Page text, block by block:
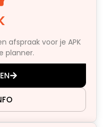
afspraak voor je APK
planner.